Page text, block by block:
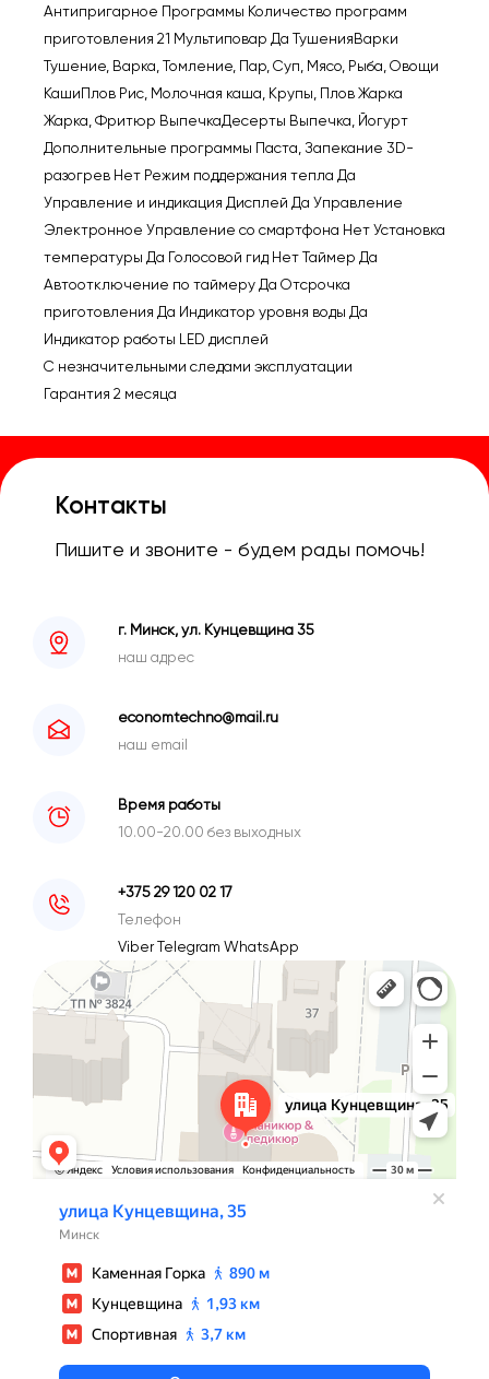
Антипригарное Программы Количество программ
приготовления 21 Мультиповар Да ТушенияВарки
Тушение, Варка, Томление, Пар, Суп, Мясо, Рыба, Овощи
КашиПлов Рис, Молочная каша, Крупы, Плов Жарка
Жарка, Фритюр ВыпечкаДесерты Выпечка, Йогурт
Дополнительные программы Паста, Запекание 3D-
разогрев Нет Режим поддержания тепла Да
Управление и индикация Дисплей Да Управление
Электронное Управление со смартфона Нет Установка
температуры Да Голосовой гид Нет Таймер Да
Автоотключение по таймеру Да Отсрочка
приготовления Да Индикатор уровня воды Да
Индикатор работы LED дисплей
С незначительными следами эксплуатации
Гарантия 2 месяца
Контакты
Пишите и звоните - будем рады помочь!
г. Минск, ул. Кунцевщина 35
наш адрес
economtechno@mail.ru
наш email
Время работы
10.00-20.00 без выходных
+375 29 120 02 17
Телефон
ViberTelegram WhatsApp
Минск
Улица Кунцевщина, 35 — Яндекс Карты